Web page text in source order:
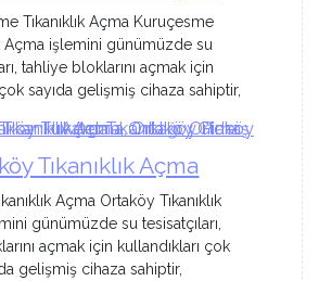
Tıkanıklık Açma Kuruçesme
Açma işlemini günümüzde su
tahliye bloklarını açmak için
sayıda gelişmiş cihaza sahiptir,
Tıkanıklık Açma
Açma Ortaköy Tıkanıklık
günümüzde su tesisatçıları,
açmak için kullandıkları çok
gelişmiş cihaza sahiptir,